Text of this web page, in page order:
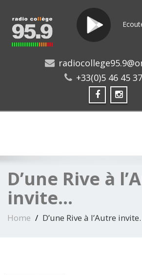
+33(0)5 46 45
D’une Rive à
invite…
Home D’une Rive à l’Autre